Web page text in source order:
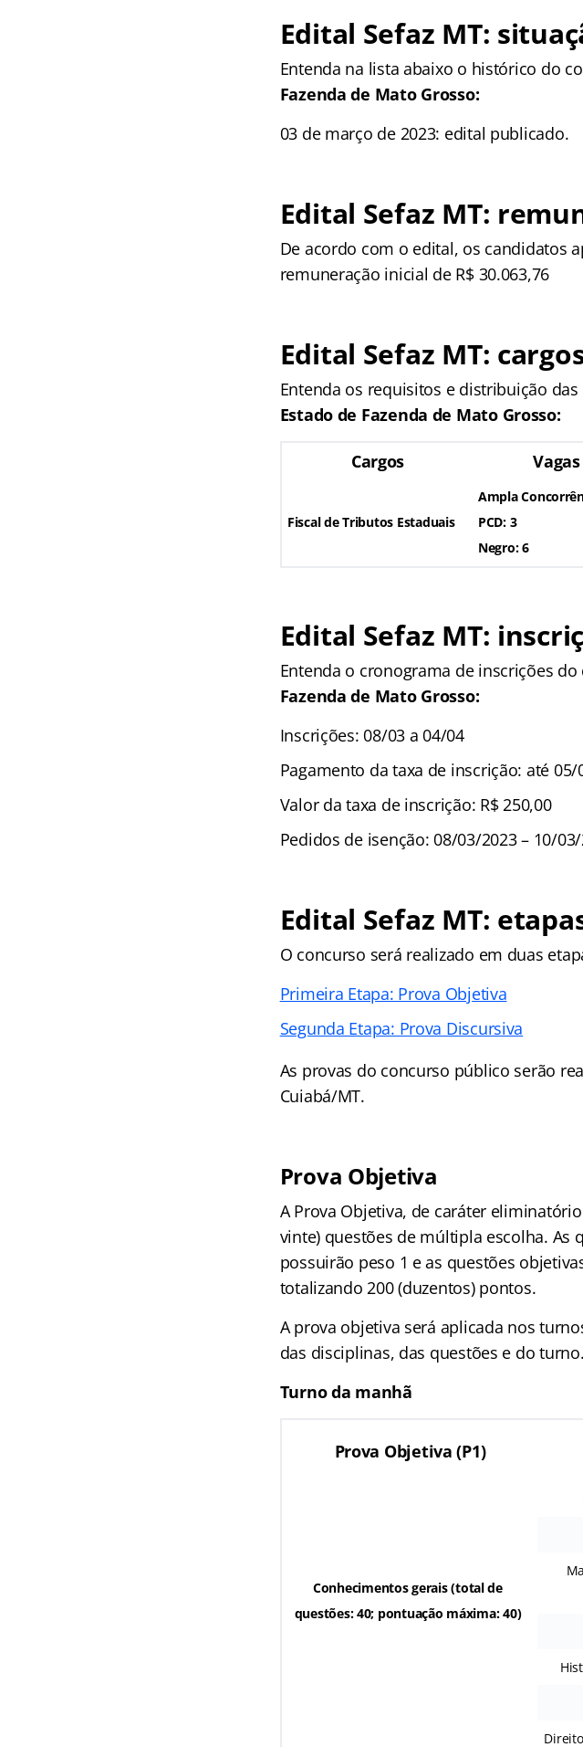
Edital Sefaz MT:
Entenda na lista abaixo o histórico do
Fazenda de Mato Grosso:
03 de março de 2023: edital publicado.
Edital Sefaz MT:
De acordo com o edital, os candidatos
remuneração inicial de R$ 30.063,76
Edital Sefaz MT:
Entenda os requisitos e distribuição
Estado de Fazenda de Mato Grosso:
Cargos Vagas
Fiscal de Tributos Estaduais
Ampla
PCD: 3
Negro: 6
Edital Sefaz MT:
Entenda o cronograma de inscrições
Fazenda de Mato Grosso:
Inscrições: 08/03 a 04/04
Pagamento da taxa de inscrição: até 05/
Valor da taxa de inscrição: R$ 250,00
Pedidos de isenção: 08/03/2023 – 10/
Edital Sefaz MT:
O concurso será realizado em duas
Primeira Etapa: Prova Objetiva
Segunda Etapa: Prova Discursiva
As provas do concurso público serão
Cuiabá/MT.
Prova Objetiva
A Prova Objetiva, de caráter
vinte) questões de múltipla escolha. As
possuirão peso 1 e as questões
totalizando 200 (duzentos) pontos.
A prova objetiva será aplicada nos
das disciplinas, das questões e do turno.
Turno da manhã
Prova Objetiva (P1)
Conhecimentos gerais (total de
questões: 40; pontuação máxima: 40)